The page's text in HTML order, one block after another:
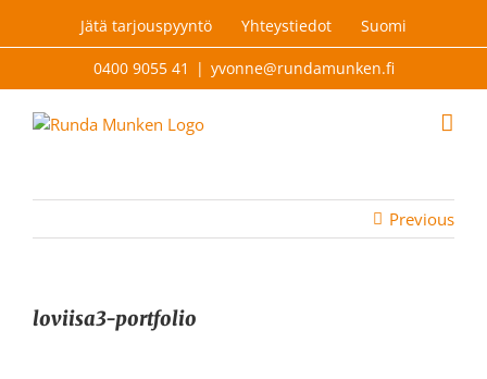
Jätä tarjouspyyntö Yhteystiedot Suomi
0400 9055 41 | yvonne@rundamunken.fi
Previous
loviisa3-portfolio